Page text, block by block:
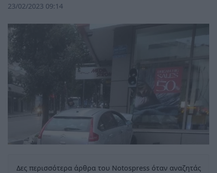
23/02/2023 09:14
Δες περισσότερα άρθρα του Notospress όταν αναζητάς